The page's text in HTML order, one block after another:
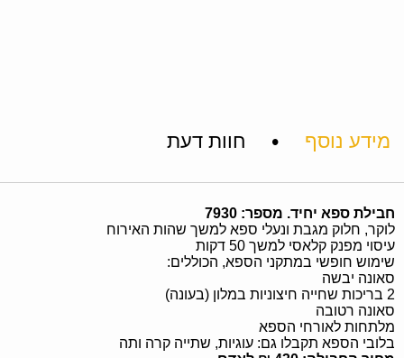
מידע נוסף • חוות דעת
חבילת ספא יחיד. מספר: 7930
לוקר, חלוק מגבת ונעלי ספא למשך שהות האירוח
עיסוי מפנק קלאסי למשך 50 דקות
שימוש חופשי במתקני הספא, הכוללים:
סאונה יבשה
2 בריכות שחייה חיצוניות במלון (בעונה)
סאונה רטובה
מלתחות לאורחי הספא
בלובי הספא תקבלו גם: עוגיות, שתייה קרה ותה